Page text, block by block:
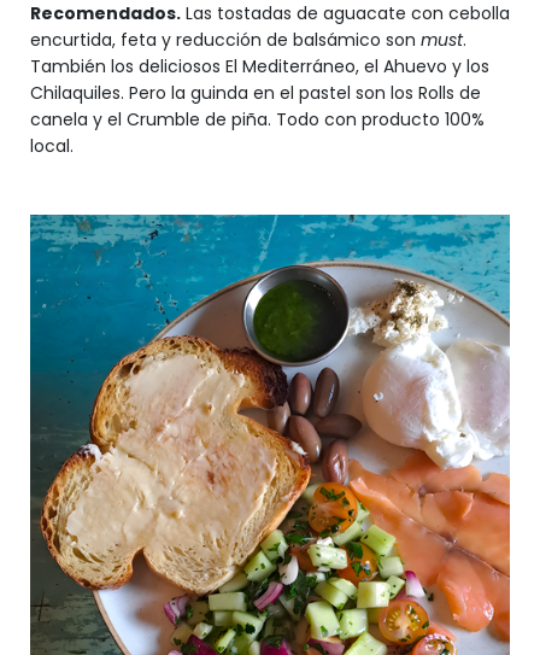
Recomendados. Las tostadas de aguacate con cebolla
encurtida, feta y reducción de balsámico son must.
También los deliciosos El Mediterráneo, el Ahuevo y los
Chilaquiles. Pero la guinda en el pastel son los Rolls de
canela y el Crumble de piña. Todo con producto 100%
local.